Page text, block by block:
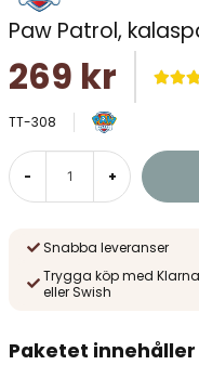
Paw Patrol,
269 kr
TT-308
- +
Snabba leveranser
Trygga köp med Klarna
eller Swish
Paketet innehåller